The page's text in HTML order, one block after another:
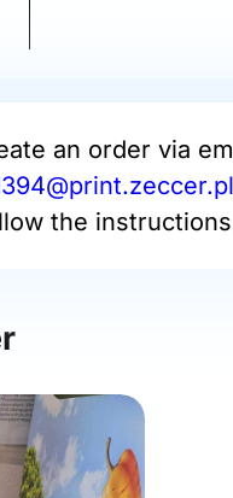
an order via
the